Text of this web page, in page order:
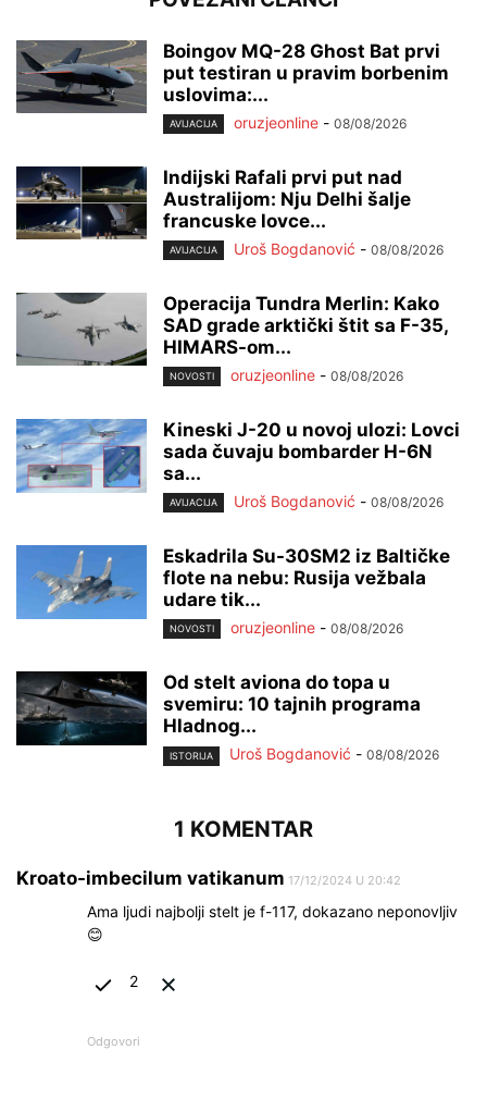
Boingov MQ-28 Ghost Bat prvi
put testiran u pravim borbenim
uslovima:...
AVIJACIJA oruzjeonline - 08/08/2026
Indijski Rafali prvi put nad
Australijom: Nju Delhi šalje
francuske lovce...
AVIJACIJA Uroš Bogdanović - 08/08/2026
Operacija Tundra Merlin: Kako
SAD grade arktički štit sa F-35,
HIMARS-om...
NOVOSTI oruzjeonline - 08/08/2026
Kineski J-20 u novoj ulozi: Lovci
sada čuvaju bombarder H-6N
sa...
AVIJACIJA Uroš Bogdanović - 08/08/2026
Eskadrila Su-30SM2 iz Baltičke
flote na nebu: Rusija vežbala
udare tik...
NOVOSTI oruzjeonline - 08/08/2026
Od stelt aviona do topa u
svemiru: 10 tajnih programa
Hladnog...
ISTORIJA Uroš Bogdanović - 08/08/2026
1 KOMENTAR
Kroato-imbecilum vatikanum 17/12/2024 U 20:42
Ama ljudi najbolji stelt je f-117, dokazano neponovljiv
😊
2
Odgovori